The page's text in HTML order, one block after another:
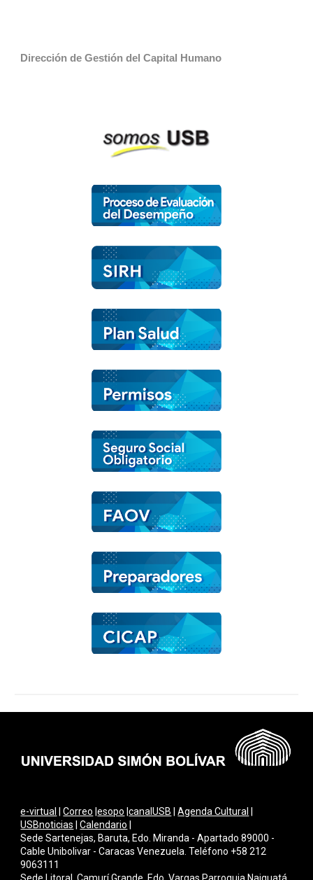
Dirección de Gestión del Capital Humano
e-virtual |Correo |esopo |canalUSB |Agenda Cultural
USBnoticias |Calendario
Sede Sartenejas, Baruta, Edo. Miranda - Apartado 89000 -
Cable Unibolivar - Caracas Venezuela. Teléfono +58 212
9063111